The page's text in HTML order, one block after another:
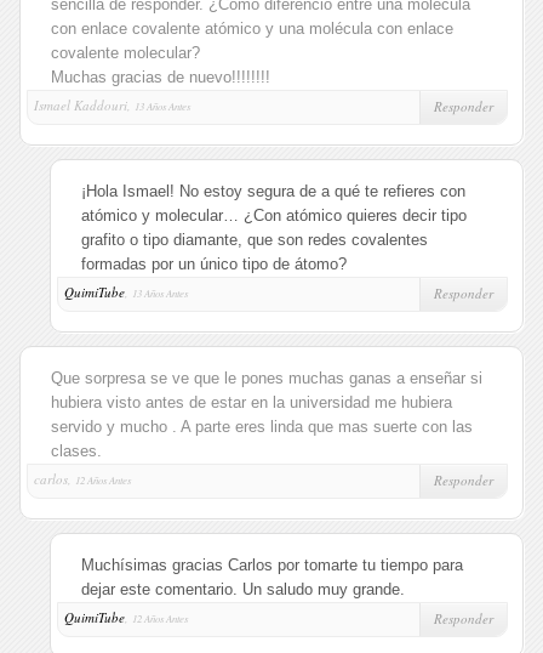
sencilla de responder. ¿Cómo diferencio entre una molécula
con enlace covalente atómico y una molécula con enlace
covalente molecular?
Muchas gracias de nuevo!!!!!!!!
Ismael Kaddouri,
13 Años Antes Responder
¡Hola Ismael! No estoy segura de a qué te refieres con
atómico y molecular… ¿Con atómico quieres decir tipo
grafito o tipo diamante, que son redes covalentes
formadas por un único tipo de átomo?
QuimiTube, 13 Años Antes Responder
Que sorpresa se ve que le pones muchas ganas a enseñar si
hubiera visto antes de estar en la universidad me hubiera
servido y mucho . A parte eres linda que mas suerte con las
clases.
carlos,
12 Años Antes Responder
Muchísimas gracias Carlos por tomarte tu tiempo para
dejar este comentario. Un saludo muy grande.
QuimiTube, 12 Años Antes Responder